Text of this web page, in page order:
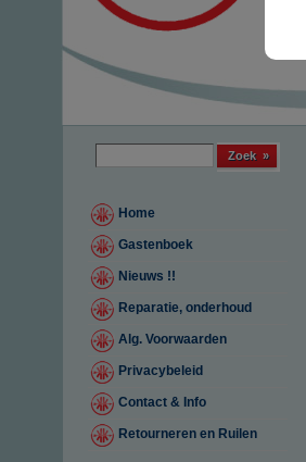
Home
Gastenboek
Nieuws !!
Reparatie, onderhoud
Alg. Voorwaarden
Privacybeleid
Contact & Info
Retourneren en Ruilen